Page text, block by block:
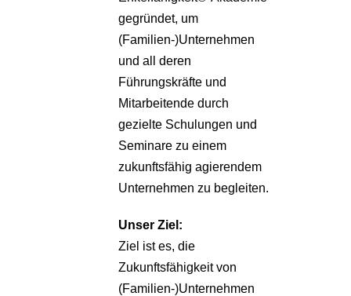
gegründet, um
(Familien-)Unternehmen
und all deren
Führungskräfte und
Mitarbeitende durch
gezielte Schulungen und
Seminare zu einem
zukunftsfähig agierendem
Unternehmen zu begleiten.
Unser Ziel:
Ziel ist es, die
Zukunftsfähigkeit von
(Familien-)Unternehmen